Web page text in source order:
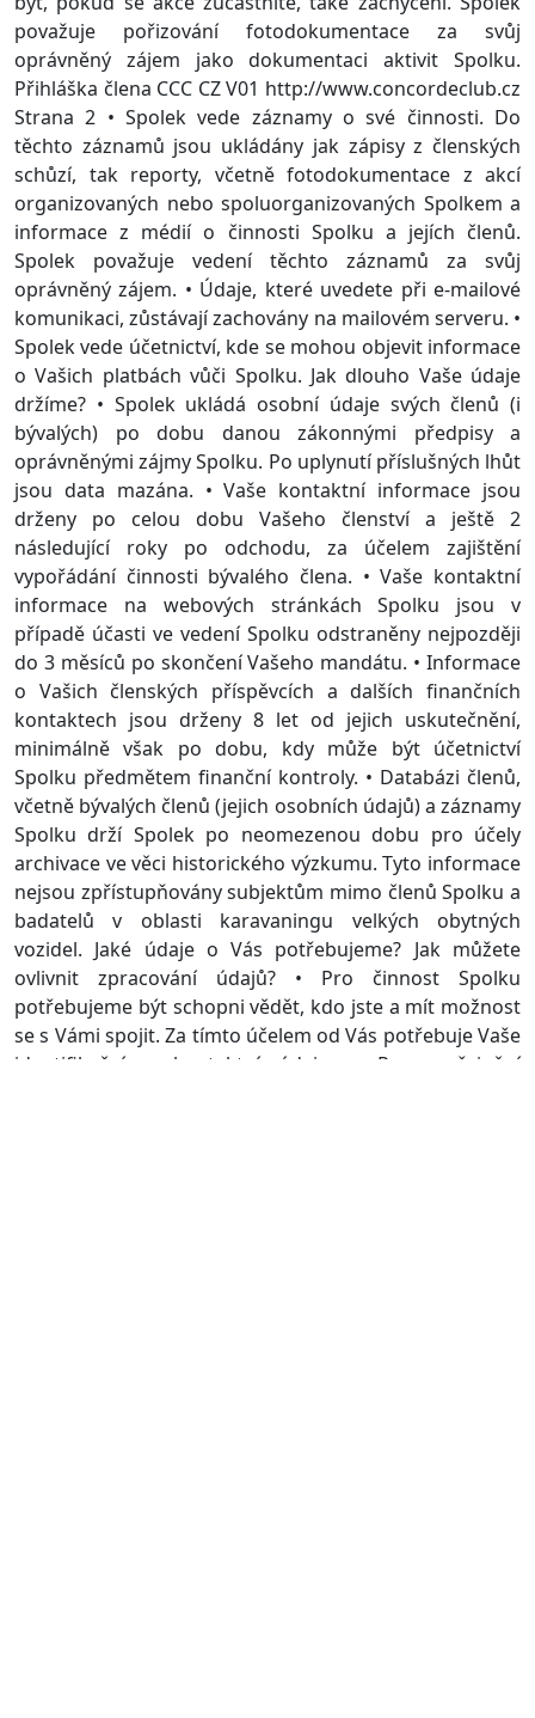
považuje pořizování fotodokumentace za svůj
oprávněný zájem jako dokumentaci aktivit Spolku.
Přihláška člena CCC CZ V01 http://www.concordeclub.cz
Strana 2 • Spolek vede záznamy o své činnosti. Do
těchto záznamů jsou ukládány jak zápisy z členských
schůzí, tak reporty, včetně fotodokumentace z akcí
organizovaných nebo spoluorganizovaných Spolkem a
informace z médií o činnosti Spolku a jejích členů.
Spolek považuje vedení těchto záznamů za svůj
oprávněný zájem. • Údaje, které uvedete při e-mailové
komunikaci, zůstávají zachovány na mailovém serveru. •
Spolek vede účetnictví, kde se mohou objevit informace
o Vašich platbách vůči Spolku. Jak dlouho Vaše údaje
držíme? • Spolek ukládá osobní údaje svých členů (i
bývalých) po dobu danou zákonnými předpisy a
oprávněnými zájmy Spolku. Po uplynutí příslušných lhůt
jsou data mazána. • Vaše kontaktní informace jsou
drženy po celou dobu Vašeho členství a ještě 2
následující roky po odchodu, za účelem zajištění
vypořádání činnosti bývalého člena. • Vaše kontaktní
informace na webových stránkách Spolku jsou v
případě účasti ve vedení Spolku odstraněny nejpozději
do 3 měsíců po skončení Vašeho mandátu. • Informace
o Vašich členských příspěvcích a dalších finančních
kontaktech jsou drženy 8 let od jejich uskutečnění,
minimálně však po dobu, kdy může být účetnictví
Spolku předmětem finanční kontroly. • Databázi členů,
včetně bývalých členů (jejich osobních údajů) a záznamy
Spolku drží Spolek po neomezenou dobu pro účely
archivace ve věci historického výzkumu. Tyto informace
nejsou zpřístupňovány subjektům mimo členů Spolku a
badatelů v oblasti karavaningu velkých obytných
vozidel. Jaké údaje o Vás potřebujeme? Jak můžete
ovlivnit zpracování údajů? • Pro činnost Spolku
potřebujeme být schopni vědět, kdo jste a mít možnost
se s Vámi spojit. Za tímto účelem od Vás potřebuje Vaše
identifikační a kontaktní údaje. • Pro zveřejnění